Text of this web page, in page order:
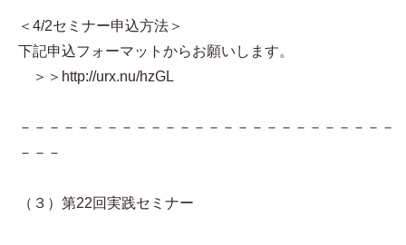
＜4/2セミナー申込方法＞
下記申込フォーマットからお願いします。
＞＞http://urx.nu/hzGL
－－－－－－－－－－－－－－－－－－－－－－－－－－
－－－
（３）第22回実践セミナー